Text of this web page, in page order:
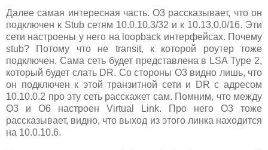
Далее самая интересная часть. О3 рассказывает, что он
подключен к Stub сетям 10.0.10.3/32 и к 10.13.0.0/16. Эти
сети настроены у него на loopback интерфейсах. Почему
stub? Потому что не transit, к которой роутер тоже
подключен. Сама сеть будет представлена в LSA Type 2,
который будет слать DR. Со стороны О3 видно лишь, что
он подключен к этой транзитной сети и DR с адресом
10.10.0.2 про эту сеть расскажет сам. Помним, что между
О3 и О6 настроен Virtual Link. Про него О3 тоже
рассказывает, видно, что выход из этого линка находится
на 10.0.10.6.